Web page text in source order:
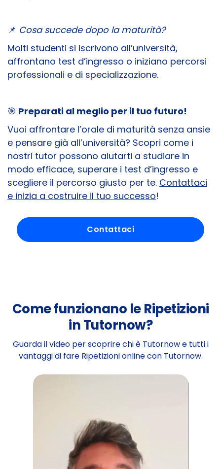
📌 Cosa succede dopo la maturità?
Molti studenti si iscrivono all’università,
affrontano test d’ingresso o iniziano percorsi
professionali e di specializzazione.
🎯 Preparati al meglio per il tuo futuro!
Vuoi affrontare l’orale di maturità senza ansie
e pensare già all’università? Scopri come i
nostri tutor possono aiutarti a studiare in
modo efficace, superare i test d’ingresso e
scegliere il percorso giusto per te. Contattaci
e inizia a costruire il tuo successo!
Contattaci
Come funzionano le Ripetizioni
in Tutornow?
Guarda il video per scoprire chi è Tutornow e tutti i
vantaggi di fare Ripetizioni online con Tutornow.